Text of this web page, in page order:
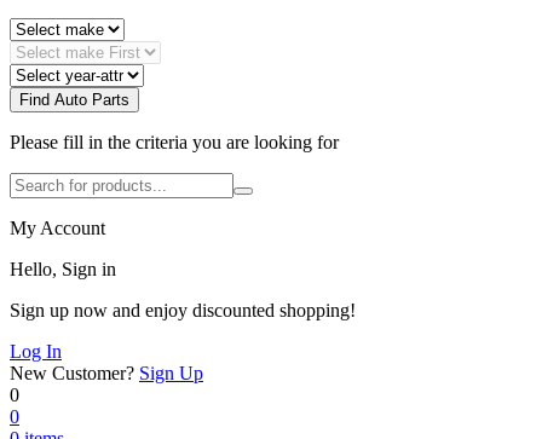
Find Auto Parts
Please fill in the criteria you are looking for
My Account
Hello, Sign in
Sign up now and enjoy discounted shopping!
Log In
New Customer? Sign Up
0
0